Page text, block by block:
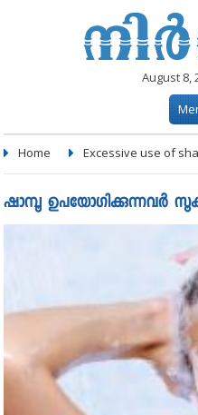
August 8,
Home Excessive use of
ഷാമ്പൂ ഉപയോഗിക്കുന്നവര്‍